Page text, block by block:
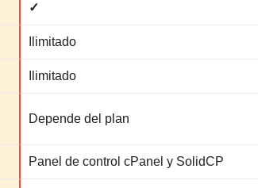
✓
Ilimitado
Ilimitado
Depende del plan
Panel de control cPanel y SolidCP